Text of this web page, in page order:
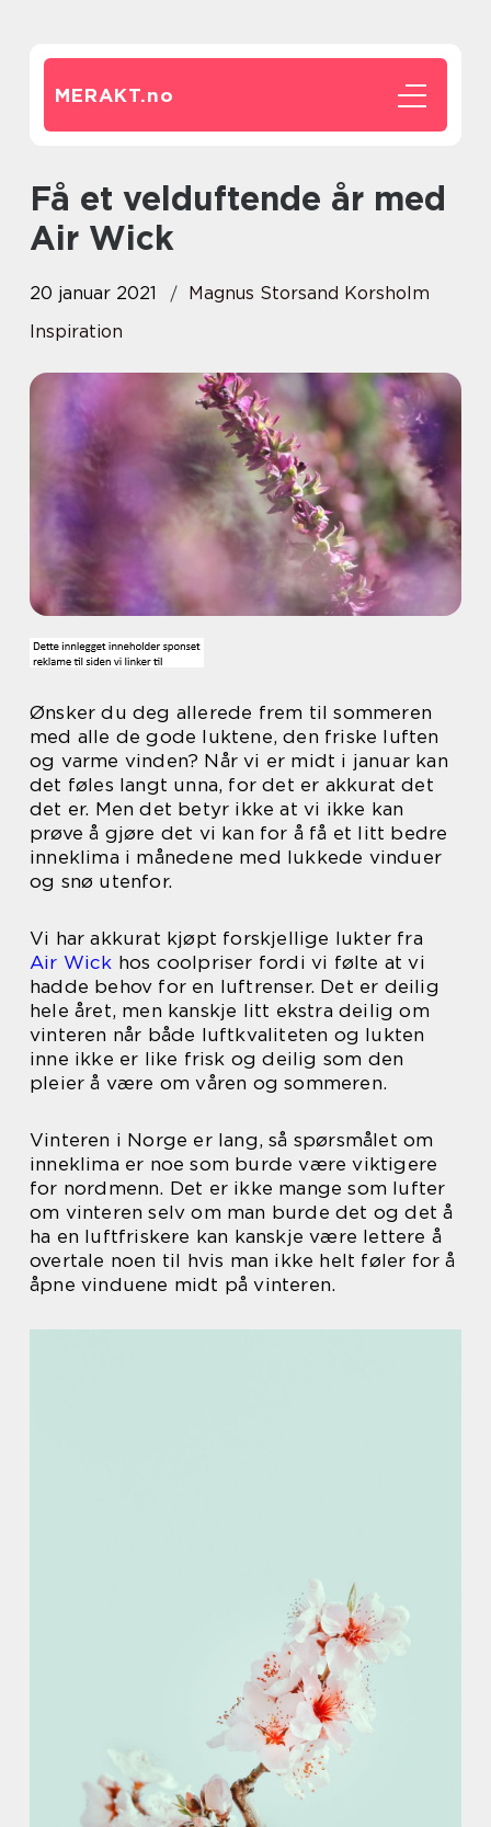
MERAKT.no
Få et velduftende år med
Air Wick
20 januar 2021
Magnus Storsand Korsholm
Inspiration
Ønsker du deg allerede frem til sommeren
med alle de gode luktene, den friske luften
og varme vinden? Når vi er midt i januar kan
det føles langt unna, for det er akkurat det
det er. Men det betyr ikke at vi ikke kan
prøve å gjøre det vi kan for å få et litt bedre
inneklima i månedene med lukkede vinduer
og snø utenfor.
Vi har akkurat kjøpt forskjellige lukter fra
Air Wick hos coolpriser fordi vi følte at vi
hadde behov for en luftrenser. Det er deilig
hele året, men kanskje litt ekstra deilig om
vinteren når både luftkvaliteten og lukten
inne ikke er like frisk og deilig som den
pleier å være om våren og sommeren.
Vinteren i Norge er lang, så spørsmålet om
inneklima er noe som burde være viktigere
for nordmenn. Det er ikke mange som lufter
om vinteren selv om man burde det og det å
ha en luftfriskere kan kanskje være lettere å
overtale noen til hvis man ikke helt føler for å
åpne vinduene midt på vinteren.